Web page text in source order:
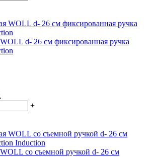
d- 26 см фиксированная ручка
+
со съемной ручкой d- 26 см